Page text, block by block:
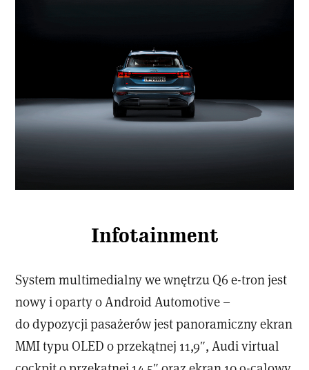
Infotainment
System multimedialny we wnętrzu Q6 e-tron jest
nowy i oparty o Android Automotive –
do dypozycji pasażerów jest panoramiczny ekran
MMI typu OLED o przekątnej 11,9″, Audi virtual